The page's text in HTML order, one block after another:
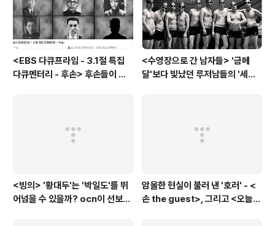
<EBS 다큐프라임 - 3.1절 특집
다큐멘터리 - 후손> 후손들이 말
<수영장으로 간 남자들> '금메
달'보다 빛났던 루저남들의 '세라
<빙의> '황대두'는 '박일도'를 뛰
어넘을 수 있을까? ocn이 선보인
암울한 현실이 불러 낸 '호러' - <
손 the guest>, 그리고 <오늘의